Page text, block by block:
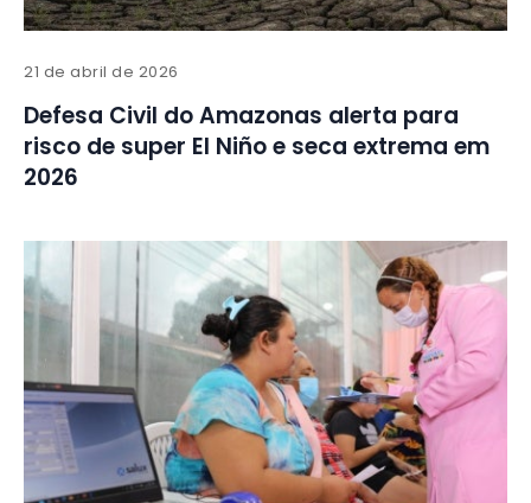
21 de abril de 2026
Defesa Civil do Amazonas alerta para
risco de super El Niño e seca extrema em
2026